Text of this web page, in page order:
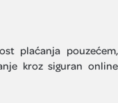
plaćanja pouzećem,
kroz siguran online